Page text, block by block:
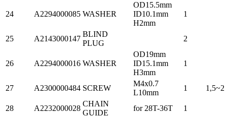
24 A2294000085 WASHER
OD15.5mm
ID10.1mm
H2mm
1
25 A2143000147
BLIND
PLUG
2
26 A2294000016 WASHER
OD19mm
ID15.1mm
H3mm
1
27 A2300000484 SCREW
M4x0.7
L10mm
1 1,5~2
28 A2232000028
CHAIN
GUIDE
for 28T-36T 1